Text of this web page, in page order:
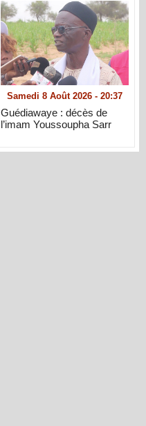
Samedi 8 Août 2026 - 20:37
Guédiawaye : décès de
l’imam Youssoupha Sarr